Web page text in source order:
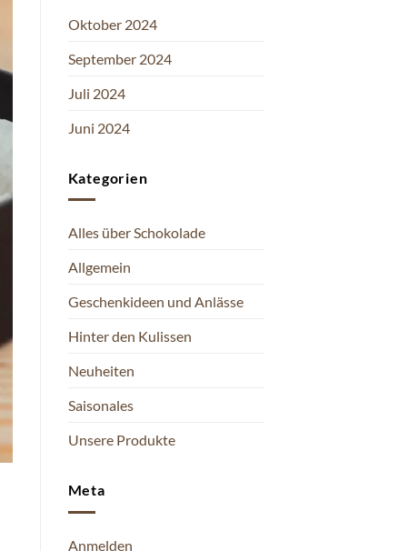
Oktober 2024
September 2024
Juli 2024
Juni 2024
Kategorien
Alles über Schokolade
Allgemein
Geschenkideen und Anlässe
Hinter den Kulissen
Neuheiten
Saisonales
Unsere Produkte
Meta
Anmelden